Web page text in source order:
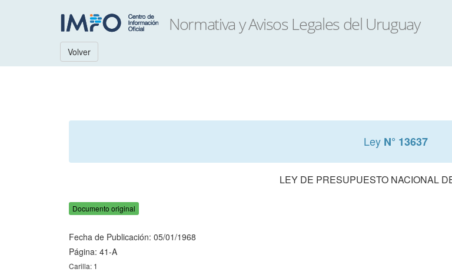
Volver
Ley N° 13637
LEY DE PRESUPUESTO NACIONAL
Documento original
Fecha de Publicación: 05/01/1968
Página: 41-A
Carilla: 1